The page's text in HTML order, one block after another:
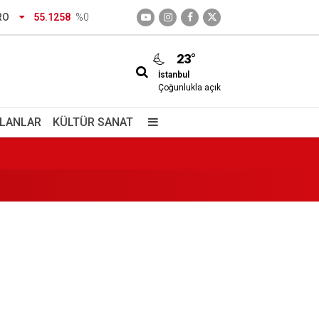
55.1258 %0
23°
İstanbul
Çoğunlukla açık
KÜLTÜR SANAT
Genel Müdürlüğü’ne
geldi